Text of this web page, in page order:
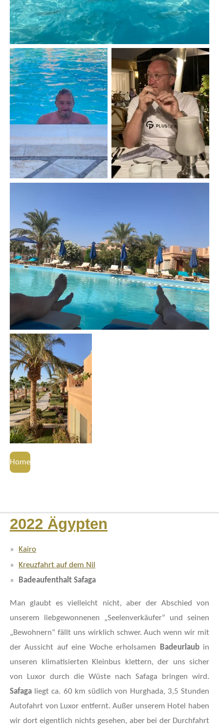
Home
2022 Ägypten
Kairo
Kreuzfahrt auf dem Nil
Badeaufenthalt Safaga
Man glaubt es vielleicht nicht, aber der Abschied von
unserem liebgewonnenen „Seelenverkäufer“ und seinen
„Bewohnern“ fällt uns wirklich schwer. Auch wenn wir mit
der Aussicht auf eine Woche erholsamen
Badeurlaubin
unseren klimatisierten Kleinbus klettern, der uns sicher
von Luxor durch die Wüste nach Safaga bringen wird.
Safaga liegt ca. 60 km südlich von Hurghada, 3,5 Stunden
Autofahrt von Luxor entfernt. Außer unserem Hotel haben
wir dort eigentlich nichts gesehen, aber bei der Durchfahrt